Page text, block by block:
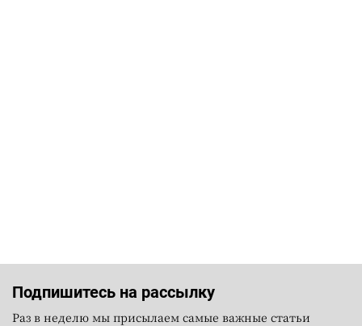
Подпишитесь на рассылку
Раз в неделю мы присылаем самые важные статьи